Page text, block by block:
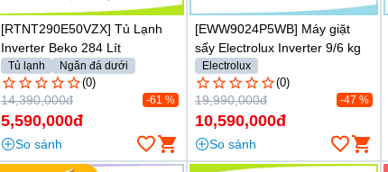
[RTNT290E50VZX] Tủ Lạnh
Inverter Beko 284 Lít
Tủ lạnh Ngăn đá dưới
(0)
14,390,000đ -61 %
5,590,000đ
So sánh
[EWW9024P5WB] Máy giặt
sấy Electrolux Inverter 9/6 kg
Electrolux
Máy giặt lồng ngang
(0)
19,990,000đ -47 %
10,590,000đ
So sánh